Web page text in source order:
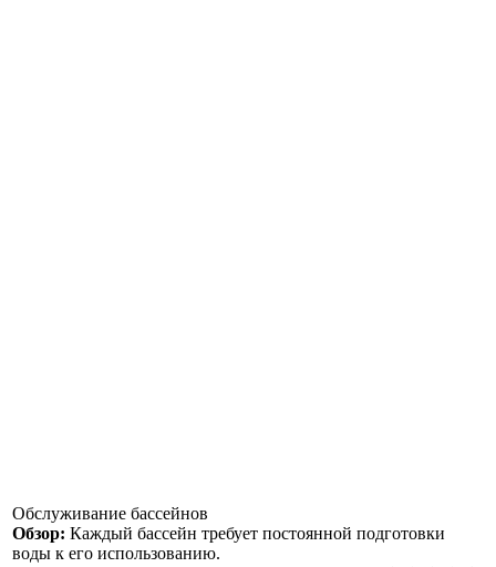
Обслуживание бассейнов
Обзор: Каждый бассейн требует постоянной подготовки
воды к его использованию.